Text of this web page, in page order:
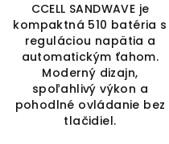
CCELL SANDWAVE je
kompaktná 510 batéria s
reguláciou napätia a
automatickým ťahom.
Moderný dizajn,
spoľahlivý výkon a
pohodlné ovládanie bez
tlačidiel.